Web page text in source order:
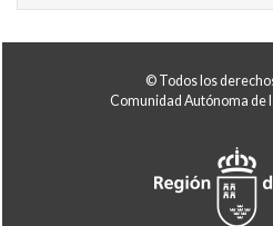
© Todos los
Comunidad Autónoma de